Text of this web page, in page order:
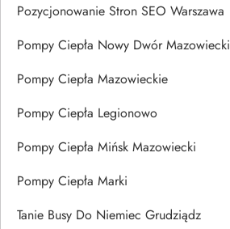
Pozycjonowanie Stron SEO Warszawa
Pompy Ciepła Nowy Dwór Mazowiecki
Pompy Ciepła Mazowieckie
Pompy Ciepła Legionowo
Pompy Ciepła Mińsk Mazowiecki
Pompy Ciepła Marki
Tanie Busy Do Niemiec Grudziądz